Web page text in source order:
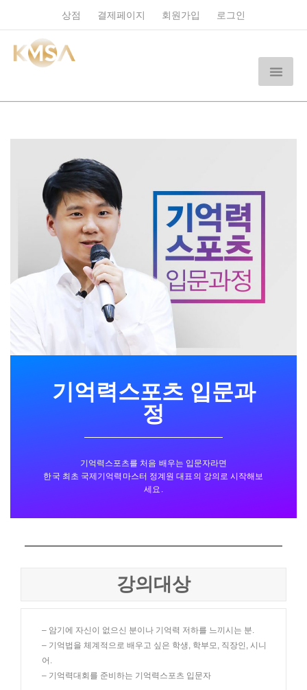
상점 결제페이지 회원가입 로그인
기억력스포츠 입문과
정
기억력스포츠를 처음 배우는 입문자라면
한국 최초 국제기억력마스터 정계원 대표의 강의로 시작해보
세요.
강의대상
– 암기에 자신이 없으신 분이나 기억력 저하를 느끼시는 분.
– 기억법을 체계적으로 배우고 싶은 학생, 학부모, 직장인, 시니
어.
– 기억력대회를 준비하는 기억력스포츠 입문자